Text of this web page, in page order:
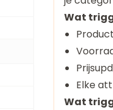
Wat
Elke
Wat